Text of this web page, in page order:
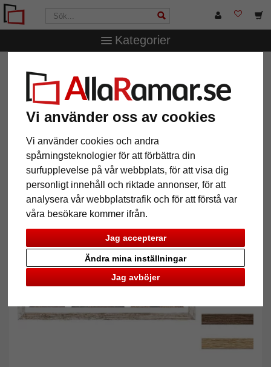
Vi använder oss av cookies
Vi använder cookies och andra
spårningsteknologier för att förbättra din
surfupplevelse på vår webbplats, för att visa dig
personligt innehåll och riktade annonser, för att
analysera vår webbplatstrafik och för att förstå var
våra besökare kommer ifrån.
Jag accepterar
Jag avböjer
Ändra mina inställningar
Kategorier
Hekla (MDF)
galleriram av trä Hekla (MDF)